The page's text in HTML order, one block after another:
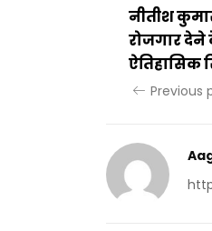
नीतीश
रोजगार देने
ऐतिहासिक
Previous